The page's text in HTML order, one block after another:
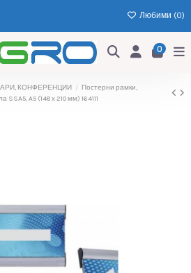
Любими (0)
0
КОНФЕРЕНЦИИ
Постерни рамки,
SSA5, A5 (148 х 210 мм) 164111